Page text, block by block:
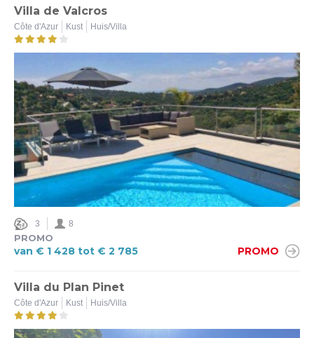
Villa de Valcros
Côte d'Azur Kust Huis/Villa
3 8
PROMO
van € 1 428 tot € 2 785 PROMO
Villa du Plan Pinet
Côte d'Azur Kust Huis/Villa